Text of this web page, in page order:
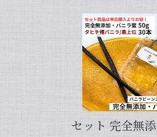
この度は当店をご利用
誠にありがとうござい
スムーズなお取引をし
し上げます。また機会
ら、キャラメルのよう
るブルボン種バニラも
せ。今後とも当店を何
申し上げます。
セット 完全無